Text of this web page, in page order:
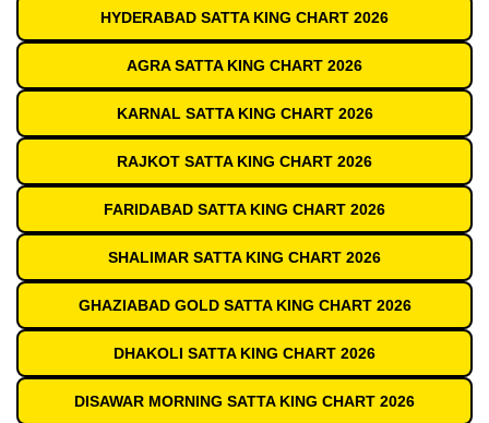
HYDERABAD SATTA KING CHART 2026
AGRA SATTA KING CHART 2026
KARNAL SATTA KING CHART 2026
RAJKOT SATTA KING CHART 2026
FARIDABAD SATTA KING CHART 2026
SHALIMAR SATTA KING CHART 2026
GHAZIABAD GOLD SATTA KING CHART 2026
DHAKOLI SATTA KING CHART 2026
DISAWAR MORNING SATTA KING CHART 2026